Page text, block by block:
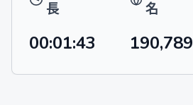
長
名
00:01:43 190,789